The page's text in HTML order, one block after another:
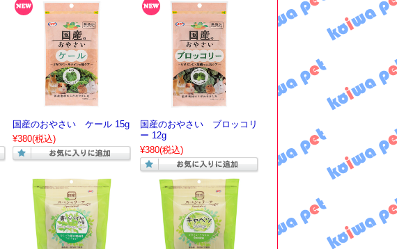
国産のおやさい ケール 15g
¥380(税込)
国産のおやさい ブロッコリ
ー 12g
¥380(税込)